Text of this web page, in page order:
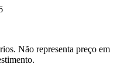
Não representa preço em